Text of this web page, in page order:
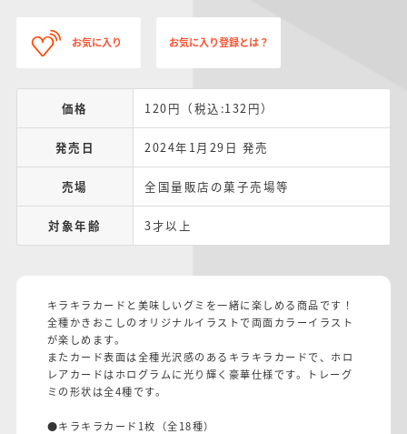
お気に入り お気に入り登録とは？
価格 120円（税込:132円）
発売日 2024年1月29日 発売
売場 全国量販店の菓子売場等
対象年齢 3才以上
キラキラカードと美味しいグミを一緒に楽しめる商品です！
全種かきおこしのオリジナルイラストで両面カラーイラスト
が楽しめます。
またカード表面は全種光沢感のあるキラキラカードで、ホロ
レアカードはホログラムに光り輝く豪華仕様です。トレーグ
ミの形状は全4種です。
●キラキラカード1枚（全18種）